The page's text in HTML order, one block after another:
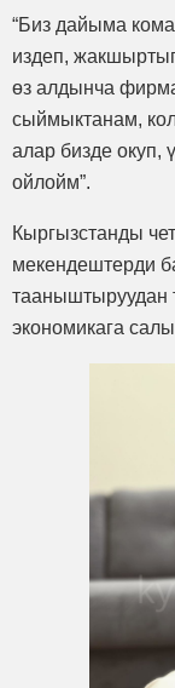
“Биз дайыма
издеп,
өз алдынча
сыймыктанам,
алар бизде окуп,
ойлойм”.
Кыргызстанды
мекендештерди
экономикага